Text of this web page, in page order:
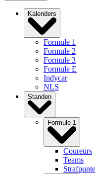
Kalenders
Formule 1
Formule 2
Formule 3
Formule E
Indycar
NLS
Standen
Formule 1
Coureurs
Teams